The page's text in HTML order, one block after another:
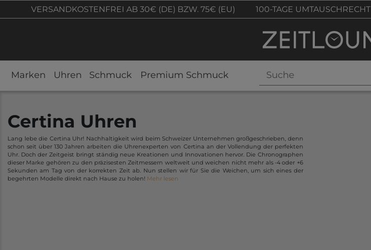
VERSANDKOSTENFREI AB 30€ (DE) BZW. 75€ (EU) 100-TAGE UMTAUSCHRECHT
Marken Uhren Schmuck Premium Schmuck
Certina Uhren
Lang lebe die Certina Uhr! Nachhaltigkeit wird beim Schweizer Unternehmen großgeschrieben, denn
schon seit über 130 Jahren arbeiten die Uhrenexperten von Certina an der Vollendung der perfekten
Uhr. Doch der Zeitgeist bringt ständig neue Kreationen und Innovationen hervor. Die Chronographen
dieser Marke gehören zu den präzisesten Zeitmessern weltweit und weichen nicht mehr als -4 oder +6
Sekunden am Tag von der korrekten Zeit ab. Nun stellen wir für Sie die Weichen, um sich eines der
begehrten Modelle direkt nach Hause zu holen! Mehr lesen